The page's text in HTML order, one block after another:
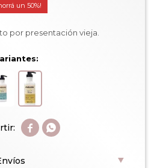
50
por presentación vieja.
 